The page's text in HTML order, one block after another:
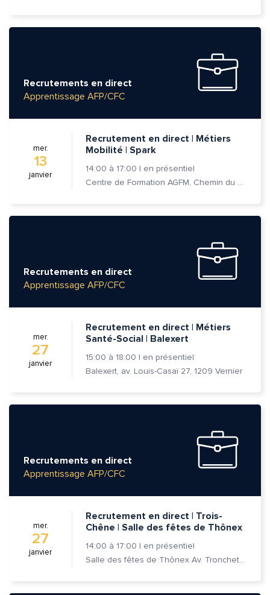
Recrutements en direct
Apprentissage AFP/CFC
mer.
13
janvier
Recrutement en direct | Métiers
Mobilité | Spark
14:00 à 17:00 | en présentiel
Centre de Formation AGFM, Chemin du Champ-des-Filles 6A 1er étage, 1228 Plan-les-Ouates
Recrutements en direct
Apprentissage AFP/CFC
mer.
27
janvier
Recrutement en direct | Métiers
Santé-Social | Balexert
15:00 à 18:00 | en présentiel
Balexert, av. Louis-Casaï 27, 1209 Vernier
Recrutements en direct
Apprentissage AFP/CFC
mer.
27
janvier
Recrutement en direct | Trois-
Chêne | Salle des fêtes de Thônex
14:00 à 17:00 | en présentiel
Salle des fêtes de Thônex Av. Tronchet 18 - 1226 Thônex
Adresse e-mail*
Quelle est la pertinence de cette page?
Commentaire*